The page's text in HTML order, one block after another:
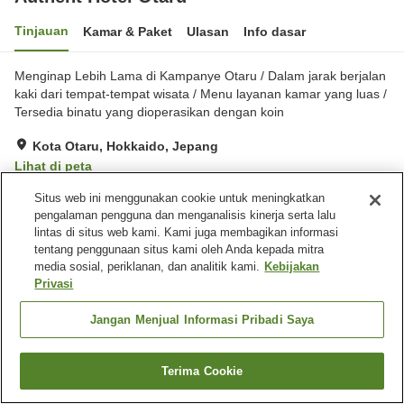
Tinjauan Kamar & Paket Ulasan Info dasar
Menginap Lebih Lama di Kampanye Otaru / Dalam jarak berjalan
kaki dari tempat-tempat wisata / Menu layanan kamar yang luas /
Tersedia binatu yang dioperasikan dengan koin
Kota Otaru, Hokkaido, Jepang
Lihat di peta
Hebat Ulasan:441
Fasilitas properti
Tempat parkir
Pemandian komunal
Sauna
Beranda Jepang Hokkaido Kota Otaru Authent Hotel Otaru
Cari kamar
Situs web ini menggunakan cookie untuk meningkatkan
pengalaman pengguna dan menganalisis kinerja serta lalu
lintas di situs web kami. Kami juga membagikan informasi
tentang penggunaan situs kami oleh Anda kepada mitra
media sosial, periklanan, dan analitik kami. Kebijakan
Privasi
Jangan Menjual Informasi Pribadi Saya
Terima Cookie